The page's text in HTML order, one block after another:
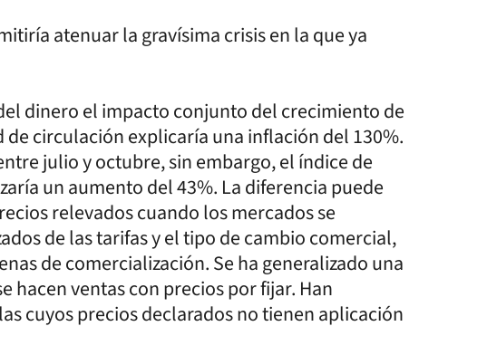
atenuar la gravísima crisis en la que ya
dinero el impacto conjunto del crecimiento de
circulación explicaría una inflación del 130%.
julio y octubre, sin embargo, el índice de
un aumento del 43%. La diferencia puede
relevados cuando los mercados se
de las tarifas y el tipo de cambio comercial,
de comercialización. Se ha generalizado una
hacen ventas con precios por fijar. Han
cuyos precios declarados no tienen aplicación